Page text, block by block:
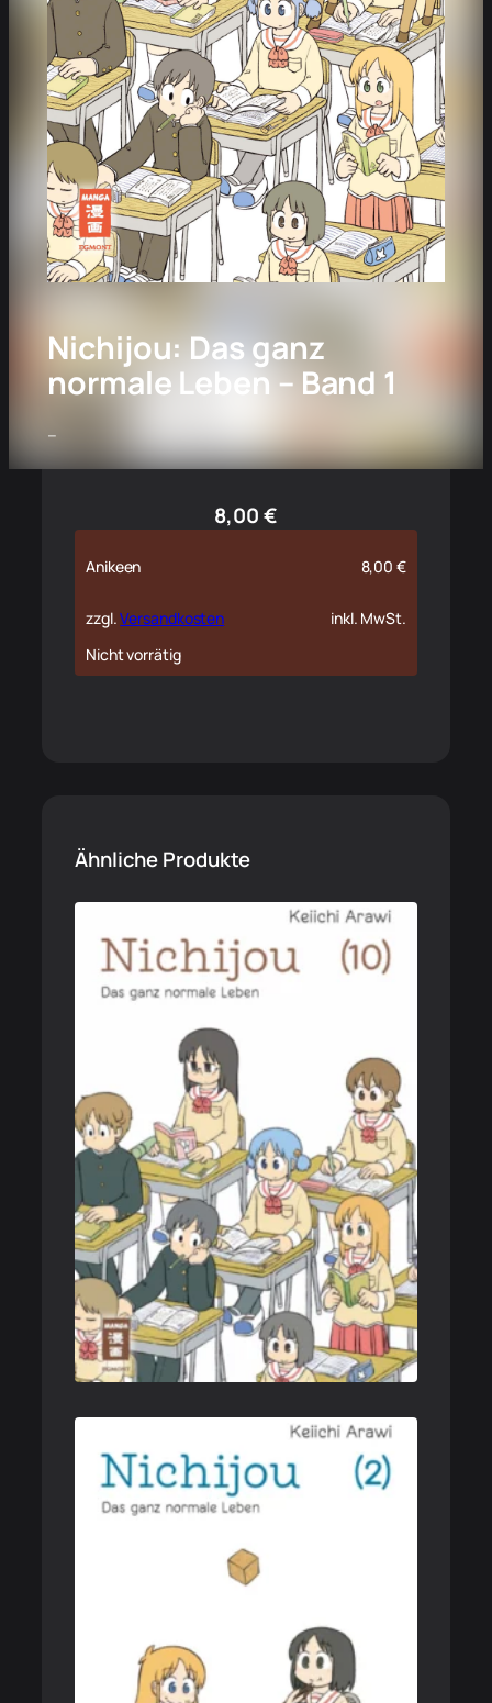
Nichijou: Das ganz
normale Leben – Band 1
–
8,00€
Anikeen 8,00€
zzgl.Versandkosten
inkl. MwSt.
Nicht vorrätig
Ähnliche Produkte